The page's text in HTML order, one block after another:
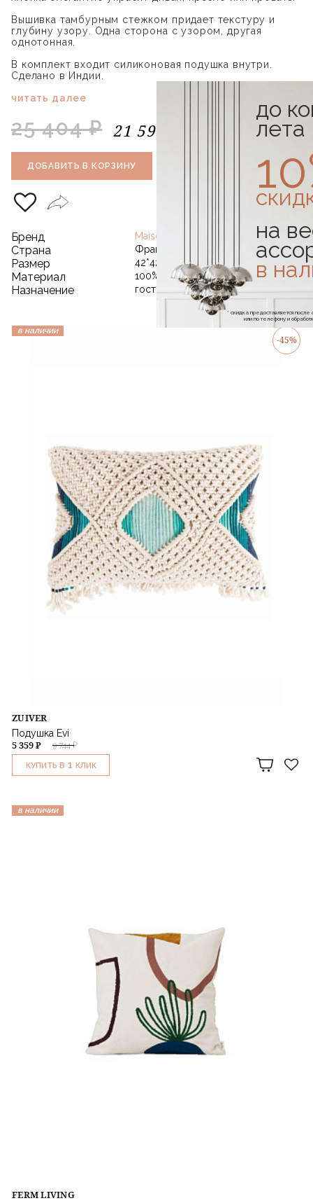
Вышивка тамбурным стежком придает текстуру и
глубину узору. Одна сторона с узором, другая
однотонная.
В комплект входит силиконовая подушка внутри.
Сделано в Индии.
читать далее
25 404 ₽ 21 593 ₽
ДОБАВИТЬ В КОРЗИНУ КЛИК
Бренд Maison Sarah Lavoine
Страна Франция
Размер 42*42 см
Материал 100% хлопок
Назначение гостиная
в наличии
-45%
ZUIVER
Подушка Evi
9 744 ₽
5 359 ₽
КУПИТЬ В 1 КЛИК
в наличии
FERM LIVING
до
лета
на
в
* скидка предоставляется
или по телефону и